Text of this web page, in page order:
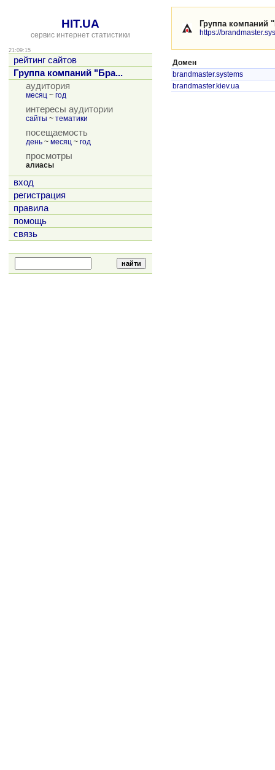
HIT.UA
сервис интернет статистики
21:09:15
рейтинг сайтов
Группа компаний "Бра...
аудитория
месяц ~ год
интересы аудитории
сайты ~ тематики
посещаемость
день ~ месяц ~ год
просмотры
алиасы
вход
регистрация
правила
помощь
связь
Группа компаний
https://
Домен
brandmaster.systems
brandmaster.kiev.ua